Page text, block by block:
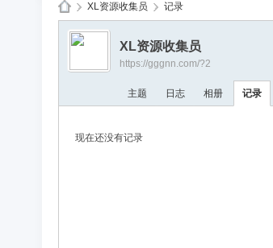
X
乐
› XL资源收集员 › 记录
XL资源收集员
https://gggnn.com/?2
主题 日志 相册 记录
现在还没有记录